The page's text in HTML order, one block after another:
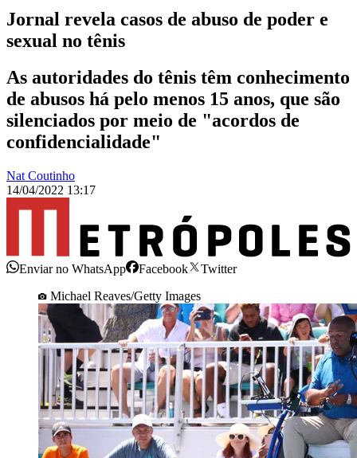
Jornal revela casos de abuso de poder e
sexual no tênis
As autoridades do tênis têm conhecimento
de abusos há pelo menos 15 anos, que são
silenciados por meio de "acordos de
confidencialidade"
Nat Coutinho
14/04/2022 13:17
Enviar no WhatsApp Facebook
Twitter
Michael Reaves/Getty Images